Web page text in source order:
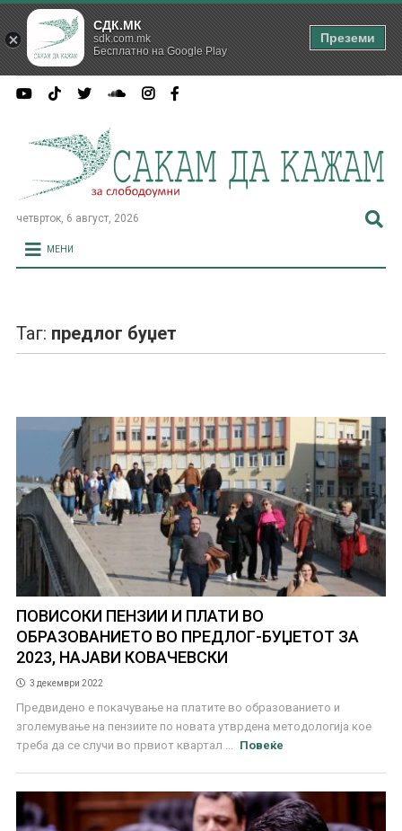
четврток, 6 август, 2026
МЕНИ
Таг: предлог буџет
ПОВИСОКИ ПЕНЗИИ И ПЛАТИ ВО
ОБРАЗОВАНИЕТО ВО ПРЕДЛОГ-БУЏЕТОТ ЗА
2023, НАЈАВИ КОВАЧЕВСКИ
3 декември 2022
Предвидено е покачување на платите во образованието и
зголемување на пензиите по новата утврдена методологија кое
треба да се случи во првиот квартал ...
Повеќе
СДК.МК
sdk.com.mk
Бесплатно на Google Play
Преземи